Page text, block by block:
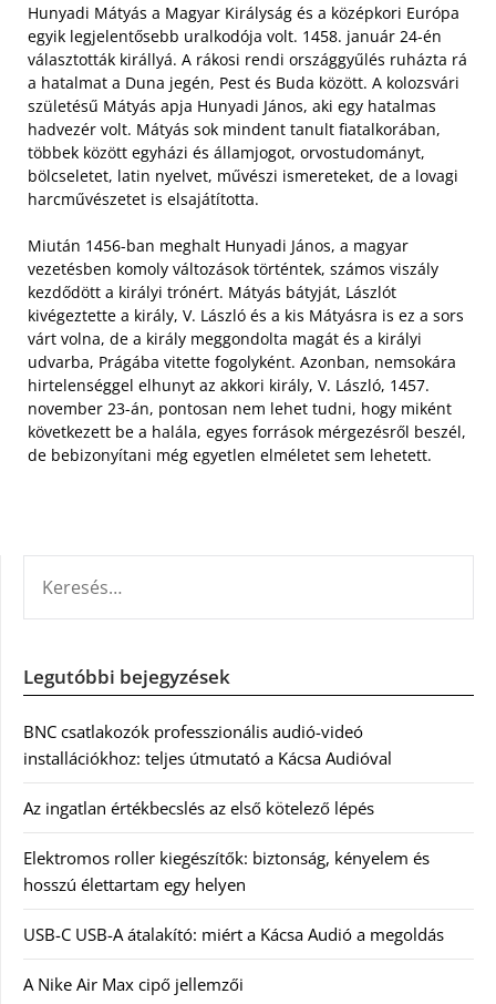
Hunyadi Mátyás a Magyar Királyság és a középkori Európa
egyik legjelentősebb uralkodója volt. 1458. január 24-én
választották királlyá. A rákosi rendi országgyűlés ruházta rá
a hatalmat a Duna jegén, Pest és Buda között. A kolozsvári
születésű Mátyás apja Hunyadi János, aki egy hatalmas
hadvezér volt. Mátyás sok mindent tanult fiatalkorában,
többek között egyházi és államjogot, orvostudományt,
bölcseletet, latin nyelvet, művészi ismereteket, de a lovagi
harcművészetet is elsajátította.
Miután 1456-ban meghalt Hunyadi János, a magyar
vezetésben komoly változások történtek, számos viszály
kezdődött a királyi trónért. Mátyás bátyját, Lászlót
kivégeztette a király, V. László és a kis Mátyásra is ez a sors
várt volna, de a király meggondolta magát és a királyi
udvarba, Prágába vitette fogolyként. Azonban, nemsokára
hirtelenséggel elhunyt az akkori király, V. László, 1457.
november 23-án, pontosan nem lehet tudni, hogy miként
következett be a halála, egyes források mérgezésről beszél,
de bebizonyítani még egyetlen elméletet sem lehetett.
Legutóbbi bejegyzések
BNC csatlakozók professzionális audió-videó
installációkhoz: teljes útmutató a Kácsa Audióval
Az ingatlan értékbecslés az első kötelező lépés
Elektromos roller kiegészítők: biztonság, kényelem és
hosszú élettartam egy helyen
USB-C USB-A átalakító: miért a Kácsa Audió a megoldás
A Nike Air Max cipő jellemzői